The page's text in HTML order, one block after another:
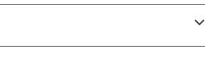
ズ ブラジャー＆ショーツセット
る ブラジャー＆ショーツセット